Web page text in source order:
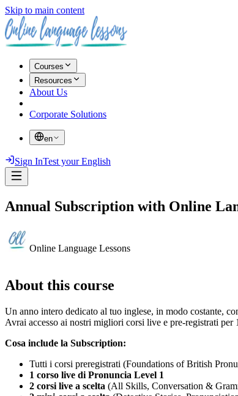
Skip to main content
Courses
Resources
About Us
Corporate Solutions
en
Sign InTest your English
Annual Subscription with Online
Online Language Lessons
About this course
Un anno intero dedicato al tuo inglese, in modo costante,
Avrai accesso ai nostri migliori corsi live e pre-registrati per
Cosa include la Subscription:
Tutti i corsi preregistrati (Foundations of British
1 corso live di Pronuncia Level 1
2 corsi live a scelta (All Skills, Conversation &